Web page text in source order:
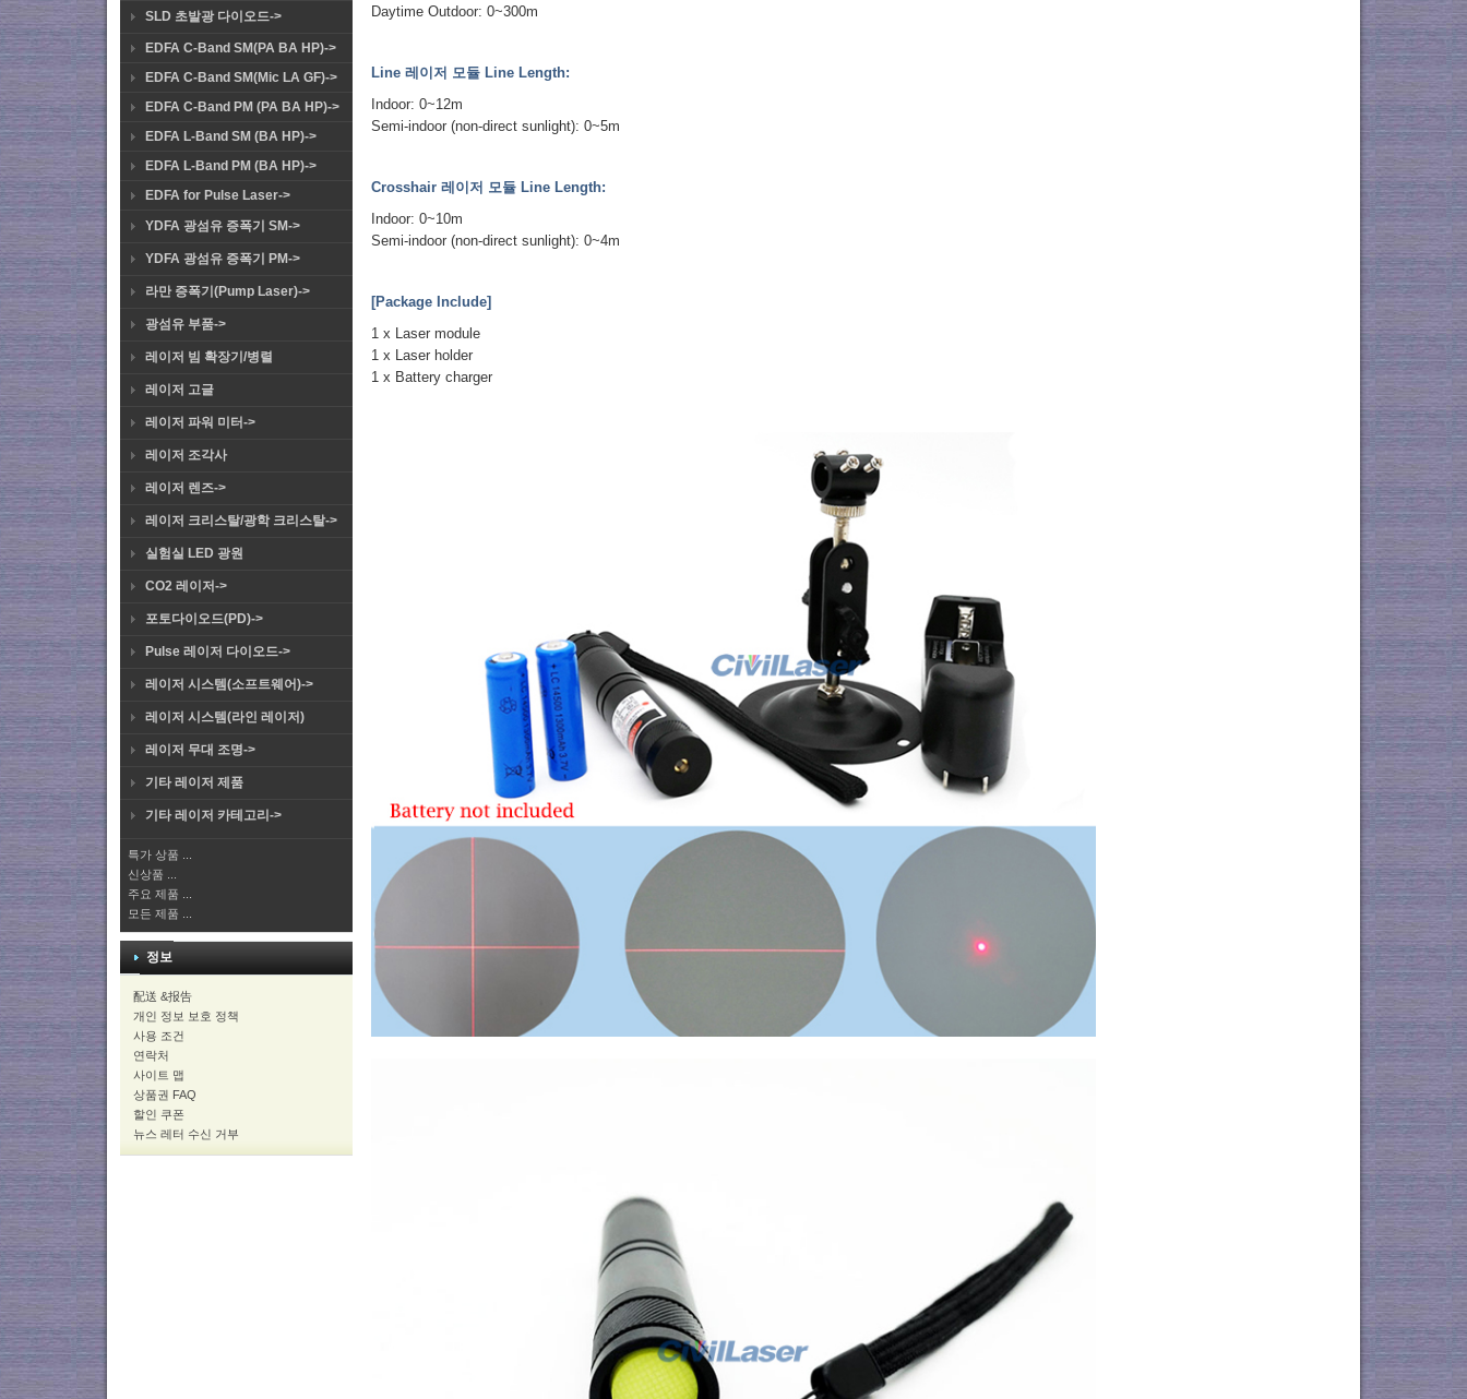
SLD 초발광 다이오드->
EDFA C-Band SM(PA BA HP)->
EDFA C-Band SM(Mic LA GF)->
EDFA C-Band PM (PA BA HP)->
EDFA L-Band SM (BA HP)->
EDFA L-Band PM (BA HP)->
EDFA for Pulse Laser->
YDFA 광섬유 증폭기 SM->
YDFA 광섬유 증폭기 PM->
라만 증폭기(Pump Laser)->
광섬유 부품->
레이저 빔 확장기/병렬
레이저 고글
레이저 파워 미터->
레이저 조각사
레이저 렌즈->
레이저 크리스탈/광학 크리스탈->
실험실 LED 광원
CO2 레이저->
포토다이오드(PD)->
Pulse 레이저 다이오드->
레이저 시스템(소프트웨어)->
레이저 시스템(라인 레이저)
레이저 무대 조명->
기타 레이저 제품
기타 레이저 카테고리->
특가 상품 ...
신상품 ...
주요 제품 ...
모든 제품 ...
정보
配送 &报告
개인 정보 보호 정책
사용 조건
연락처
사이트 맵
상품권 FAQ
할인 쿠폰
뉴스 레터 수신 거부
Daytime Outdoor: 0~300m
Line 레이저 모듈 Line Length:
Indoor: 0~12m
Semi-indoor (non-direct sunlight): 0~5m
Crosshair 레이저 모듈 Line Length:
Indoor: 0~10m
Semi-indoor (non-direct sunlight): 0~4m
[Package Include]
1 x Laser module
1 x Laser holder
1 x Battery charger